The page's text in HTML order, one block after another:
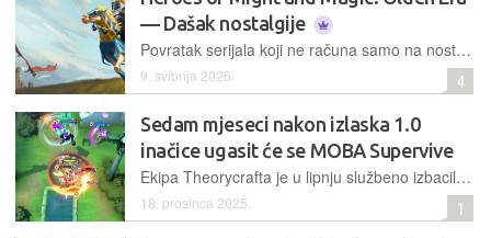
— Dašak nostalgije
Povratak serijala koji ne računa samo na nostalgiju: analiza frakcija, novih sustava, balansa i razloga zbog kojih Olden Era već sada djeluje kao najozbiljniji Heroes u posljednjih 20 godina
9. svibnja 2026. 4
Sedam mjeseci nakon izlaska 1.0
inačice ugasit će se MOBA Supervive
Ekipa Theorycrafta je u lipnju službeno izbacila svoj MOBA uradak Supervive, koji nije privukao kritičnu masu igrača, te će se serveri ugasiti koncem veljače iduće godine
18. prosinca 2025. 1